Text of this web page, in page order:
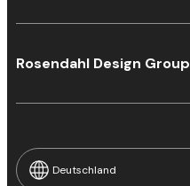
Rosendahl Design Group
Deutschland